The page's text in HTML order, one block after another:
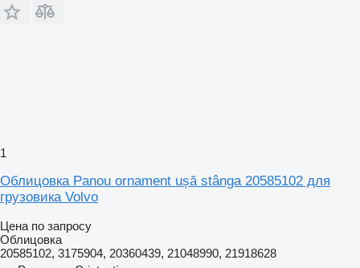
1
Облицовка Panou ornament ușă stânga 20585102 для
грузовика Volvo
Цена по запросу
Облицовка
20585102, 3175904, 20360439, 21048990, 21918628